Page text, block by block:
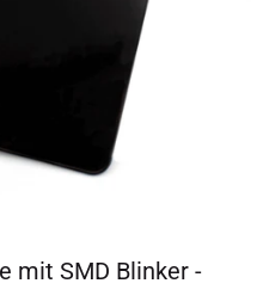
mit SMD Blinker -